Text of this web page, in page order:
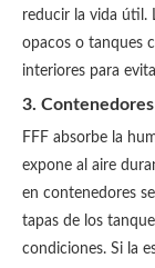
reducir la vida útil.
opacos o tanques
interiores para
3.
FFF absorbe la
expone al aire
en contenedores
tapas de los
condiciones. Si la